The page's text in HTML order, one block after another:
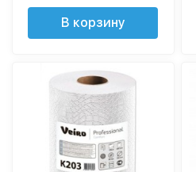
В корзину